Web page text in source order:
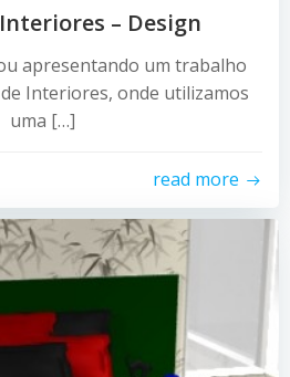
– Design
apresentando um trabalho
Interiores, onde utilizamos
uma […]
read more